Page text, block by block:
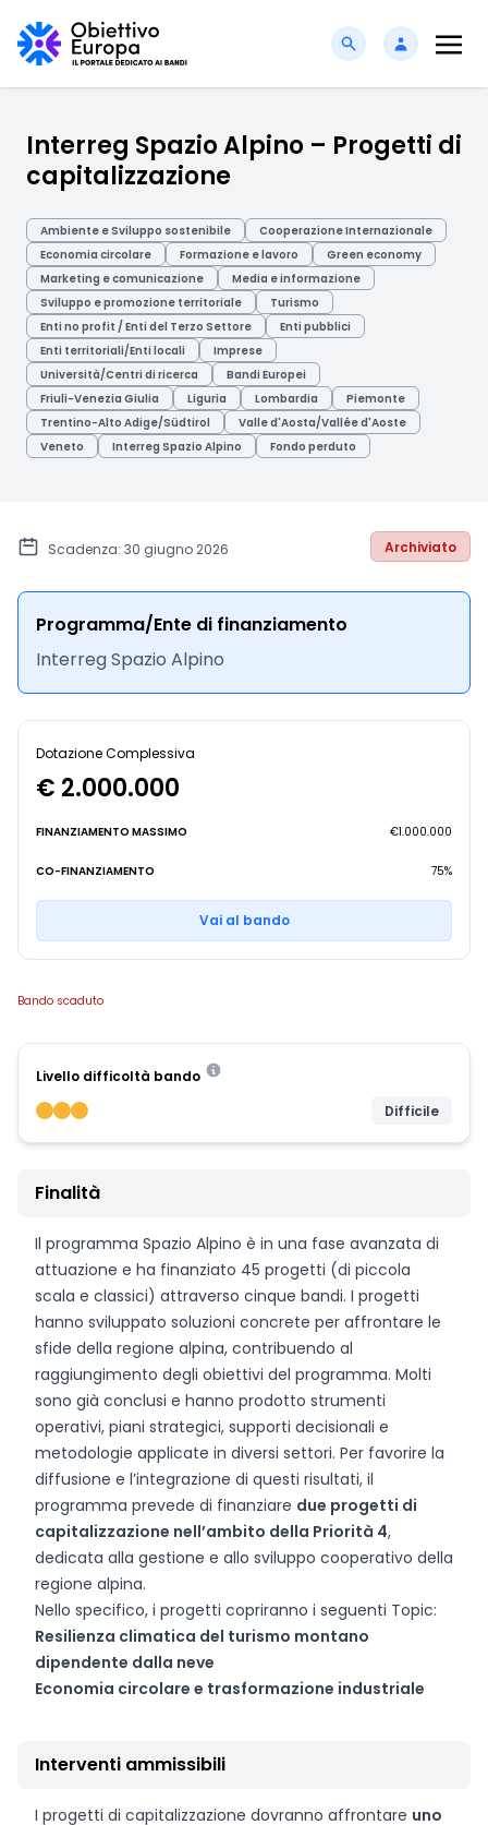
Interreg Spazio Alpino – Progetti di
capitalizzazione
Ambiente e Sviluppo sostenibile
Cooperazione Internazionale
Economia circolare
Formazione e lavoro
Green economy
Marketing e comunicazione
Media e informazione
Sviluppo e promozione territoriale
Turismo
Enti no profit / Enti del Terzo Settore
Enti pubblici
Enti territoriali/Enti locali
Imprese
Università/Centri di ricerca
Bandi Europei
Friuli-Venezia Giulia
Liguria Lombardia
Piemonte
Trentino-Alto Adige/Südtirol
Valle d'Aosta/Vallée d'Aoste
Veneto
Interreg Spazio Alpino Fondo perduto
Scadenza: 30 giugno 2026 Archiviato
Programma/Ente di finanziamento
Interreg Spazio Alpino
Dotazione Complessiva
€ 2.000.000
FINANZIAMENTO MASSIMO €1.000.000
CO-FINANZIAMENTO 75%
Vai al bando
Bando scaduto
Livello difficoltà bando
Difficile
Finalità
Il programma Spazio Alpino è in una fase avanzata di
attuazione e ha finanziato 45 progetti (di piccola
scala e classici) attraverso cinque bandi. I progetti
hanno sviluppato soluzioni concrete per affrontare le
sfide della regione alpina, contribuendo al
raggiungimento degli obiettivi del programma. Molti
sono già conclusi e hanno prodotto strumenti
operativi, piani strategici, supporti decisionali e
metodologie applicate in diversi settori. Per favorire la
diffusione e l’integrazione di questi risultati, il
programma prevede di finanziare due progetti di
capitalizzazione nell’ambito della Priorità 4,
dedicata alla gestione e allo sviluppo cooperativo della
regione alpina.
Nello specifico, i progetti copriranno i seguenti Topic:
Resilienza climatica del turismo montano
dipendente dalla neve
Economia circolare e trasformazione industriale
Interventi ammissibili
I progetti di capitalizzazione dovranno affrontare uno